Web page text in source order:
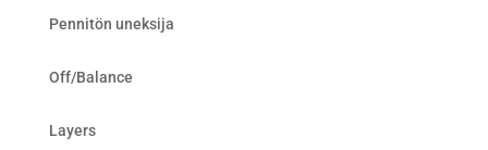
Pennitön uneksija
Off/Balance
Layers